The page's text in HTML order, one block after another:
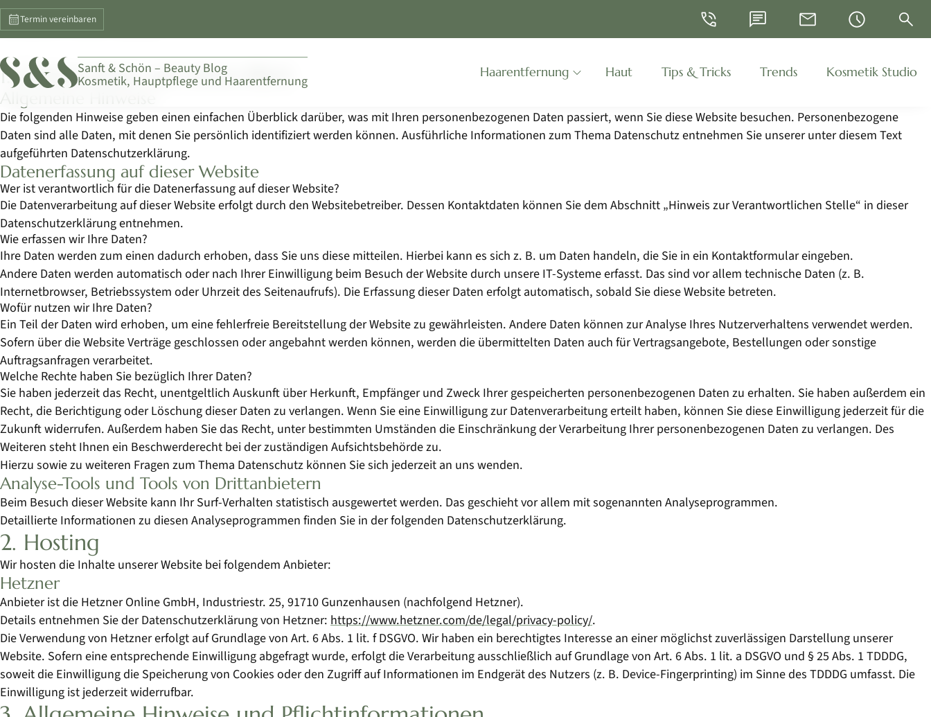
Termin vereinbaren Telefon WhatsAppE-Mail Öffnungszeiten
Sanft & Schön – Beauty Blog
Kosmetik, Hauptpflege und Haarentfernung
Skip
Navigation
Haarentfernung Haut Tips & Tricks Trends Kosmetik Studio
Datenschutz
1. Datenschutz auf einen Blick
Allgemeine Hinweise
Die folgenden Hinweise geben einen einfachen Überblick darüber, was mit Ihren personenbezogenen Daten passiert, wenn Sie diese Website besuchen. Personenbezogene
Daten sind alle Daten, mit denen Sie persönlich identifiziert werden können. Ausführliche Informationen zum Thema Datenschutz entnehmen Sie unserer unter diesem Text
aufgeführten Datenschutzerklärung.
Datenerfassung auf dieser Website
Wer ist verantwortlich für die Datenerfassung auf dieser Website?
Die Datenverarbeitung auf dieser Website erfolgt durch den Websitebetreiber. Dessen Kontaktdaten können Sie dem Abschnitt „Hinweis zur Verantwortlichen Stelle“ in dieser
Datenschutzerklärung entnehmen.
Wie erfassen wir Ihre Daten?
Ihre Daten werden zum einen dadurch erhoben, dass Sie uns diese mitteilen. Hierbei kann es sich z. B. um Daten handeln, die Sie in ein Kontaktformular eingeben.
Andere Daten werden automatisch oder nach Ihrer Einwilligung beim Besuch der Website durch unsere IT-Systeme erfasst. Das sind vor allem technische Daten (z. B.
Internetbrowser, Betriebssystem oder Uhrzeit des Seitenaufrufs). Die Erfassung dieser Daten erfolgt automatisch, sobald Sie diese Website betreten.
Wofür nutzen wir Ihre Daten?
Ein Teil der Daten wird erhoben, um eine fehlerfreie Bereitstellung der Website zu gewährleisten. Andere Daten können zur Analyse Ihres Nutzerverhaltens verwendet werden.
Sofern über die Website Verträge geschlossen oder angebahnt werden können, werden die übermittelten Daten auch für Vertragsangebote, Bestellungen oder sonstige
Auftragsanfragen verarbeitet.
Welche Rechte haben Sie bezüglich Ihrer Daten?
Sie haben jederzeit das Recht, unentgeltlich Auskunft über Herkunft, Empfänger und Zweck Ihrer gespeicherten personenbezogenen Daten zu erhalten. Sie haben außerdem ein
Recht, die Berichtigung oder Löschung dieser Daten zu verlangen. Wenn Sie eine Einwilligung zur Datenverarbeitung erteilt haben, können Sie diese Einwilligung jederzeit für die
Zukunft widerrufen. Außerdem haben Sie das Recht, unter bestimmten Umständen die Einschränkung der Verarbeitung Ihrer personenbezogenen Daten zu verlangen. Des
Weiteren steht Ihnen ein Beschwerderecht bei der zuständigen Aufsichtsbehörde zu.
Hierzu sowie zu weiteren Fragen zum Thema Datenschutz können Sie sich jederzeit an uns wenden.
Analyse-Tools und Tools von Dritt­anbietern
Beim Besuch dieser Website kann Ihr Surf-Verhalten statistisch ausgewertet werden. Das geschieht vor allem mit sogenannten Analyseprogrammen.
Detaillierte Informationen zu diesen Analyseprogrammen finden Sie in der folgenden Datenschutzerklärung.
2. Hosting
Wir hosten die Inhalte unserer Website bei folgendem Anbieter:
Hetzner
Anbieter ist die Hetzner Online GmbH, Industriestr. 25, 91710 Gunzenhausen (nachfolgend Hetzner).
Details entnehmen Sie der Datenschutzerklärung von Hetzner: https://www.hetzner.com/de/legal/privacy-policy/.
Die Verwendung von Hetzner erfolgt auf Grundlage von Art. 6 Abs. 1 lit. f DSGVO. Wir haben ein berechtigtes Interesse an einer möglichst zuverlässigen Darstellung unserer
Website. Sofern eine entsprechende Einwilligung abgefragt wurde, erfolgt die Verarbeitung ausschließlich auf Grundlage von Art. 6 Abs. 1 lit. a DSGVO und § 25 Abs. 1 TDDDG,
soweit die Einwilligung die Speicherung von Cookies oder den Zugriff auf Informationen im Endgerät des Nutzers (z. B. Device-Fingerprinting) im Sinne des TDDDG umfasst. Die
Einwilligung ist jederzeit widerrufbar.